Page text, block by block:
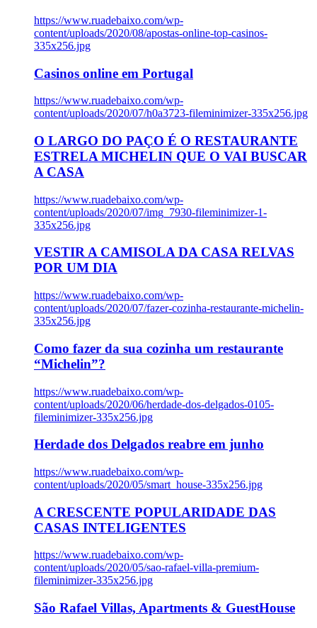
https://www.ruadebaixo.com/wp-
content/uploads/2020/08/apostas-online-top-casinos-
335x256.jpg
Casinos online em Portugal
https://www.ruadebaixo.com/wp-
content/uploads/2020/07/h0a3723-fileminimizer-335x256.jpg
O LARGO DO PAÇO É O RESTAURANTE
ESTRELA MICHELIN QUE O VAI BUSCAR
A CASA
https://www.ruadebaixo.com/wp-
content/uploads/2020/07/img_7930-fileminimizer-1-
335x256.jpg
VESTIR A CAMISOLA DA CASA RELVAS
POR UM DIA
https://www.ruadebaixo.com/wp-
content/uploads/2020/07/fazer-cozinha-restaurante-michelin-
335x256.jpg
Como fazer da sua cozinha um restaurante
“Michelin”?
https://www.ruadebaixo.com/wp-
content/uploads/2020/06/herdade-dos-delgados-0105-
fileminimizer-335x256.jpg
Herdade dos Delgados reabre em junho
https://www.ruadebaixo.com/wp-
content/uploads/2020/05/smart_house-335x256.jpg
A CRESCENTE POPULARIDADE DAS
CASAS INTELIGENTES
https://www.ruadebaixo.com/wp-
content/uploads/2020/05/sao-rafael-villa-premium-
fileminimizer-335x256.jpg
São Rafael Villas, Apartments & GuestHouse